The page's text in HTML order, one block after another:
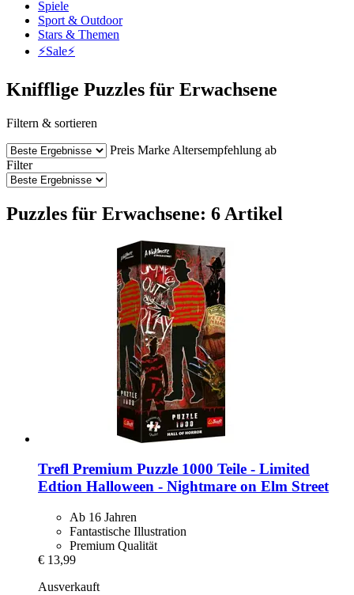
Spiele
Sport & Outdoor
Stars & Themen
⚡️Sale⚡️
Knifflige Puzzles für Erwachsene
Filtern & sortieren
Preis Marke Altersempfehlung ab
Filter
Puzzles für Erwachsene: 6 Artikel
Trefl Premium Puzzle 1000 Teile -​ Limited
Edtion Halloween -​ Nightmare on Elm Street
Ab 16 Jahren
Fantastische Illustration
Premium Qualität
€ 13,99
Ausverkauft